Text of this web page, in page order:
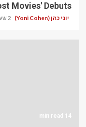
Movies' Debuts
יוני כהן (Yoni Cohen) 2 שעות ago
14 min read